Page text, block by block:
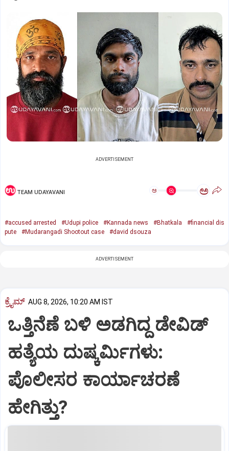
ADVERTISEMENT
TEAM UDAYAVANI ಅ ಅ
#accused arrested #Udupi police #Kannada news #Bhatkala
#financial dis
pute
#Mudarangadi Shootout case #david dsouza
ADVERTISEMENT
ಕ್ರೈಮ್ AUG 8, 2026, 10:20 AM IST
ಒತ್ತಿನೆಣೆ ಬಳಿ ಅಡಗಿದ್ದ ಡೇವಿಡ್‌
ಹತ್ಯೆಯ ದುಷ್ಕರ್ಮಿಗಳು:
ಪೊಲೀಸರ ಕಾರ್ಯಾಚರಣೆ
ಹೇಗಿತ್ತು?